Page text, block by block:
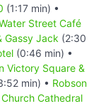
(1:17 min) •
Street Café
Gassy Jack (2:30
(0:46 min) •
Victory Square &
min) • Robson
Cathedral